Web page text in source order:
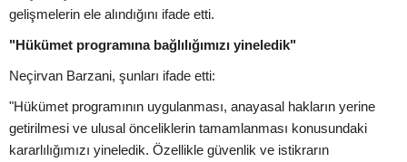
gelişmelerin ele alındığını ifade etti.
"Hükümet programına bağlılığımızı yineledik"
Neçirvan Barzani, şunları ifade etti:
"Hükümet programının uygulanması, anayasal hakların yerine
getirilmesi ve ulusal önceliklerin tamamlanması konusundaki
kararlılığımızı yineledik. Özellikle güvenlik ve istikrarın